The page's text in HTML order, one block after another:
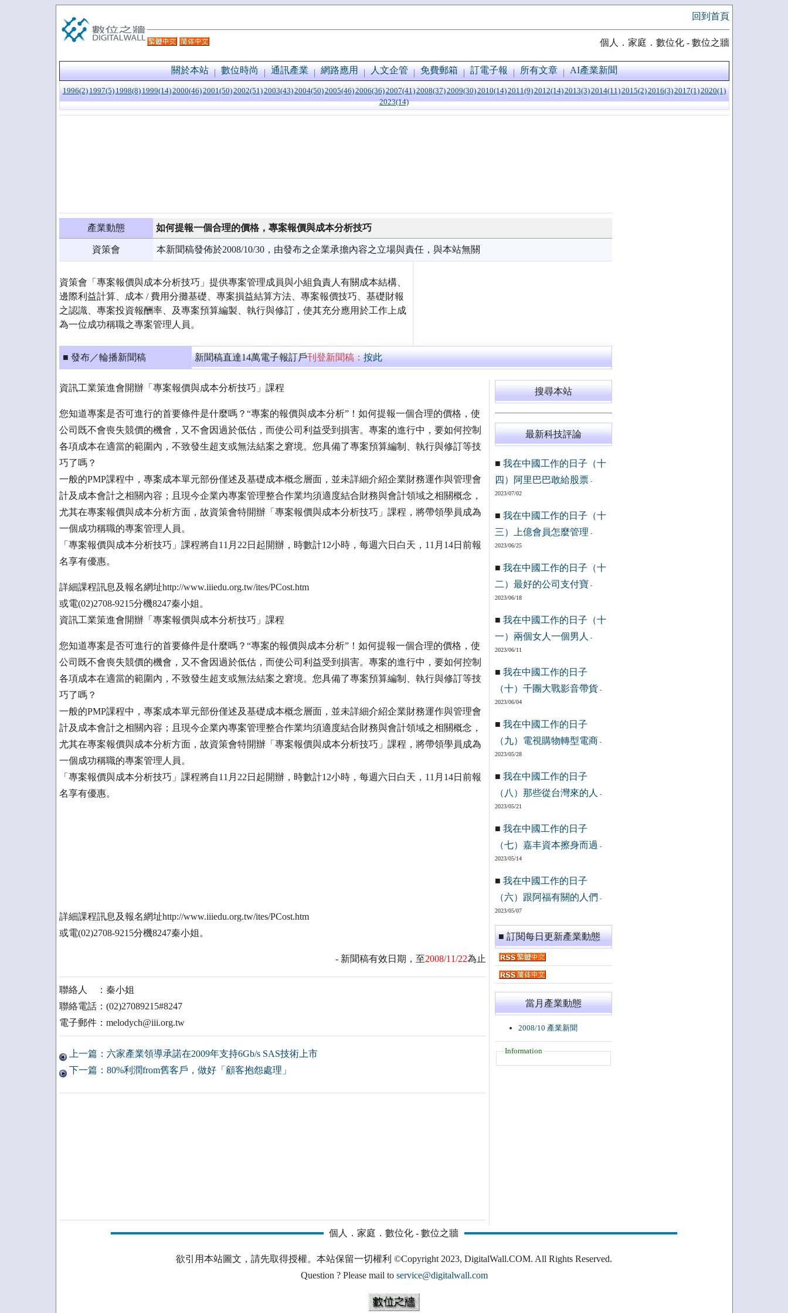
回到首頁
個人．家庭．數位化 - 數位之牆
關於本站 數位時尚 通訊產業 網路應用 人文企管 免費郵箱 訂電子報 所有文章 AI產業新聞
1996(2) 1997(5) 1998(8) 1999(14)2000(46)2001(50)2002(51)2003(43)2004(50)2005(46)2006(36)2007(41)2008(37)2009(30)2010(14)2011(9)2012(14)2013(3)2014(11)2015(2)2016(3)2017(1)2020(1)
2023(14)
產業動態 如何提報一個合理的價格，專案報價與成本分析技巧
資策會 本新聞稿發佈於2008/10/30，由發布之企業承擔內容之立場與責任，與本站無關
資策會「專案報價與成本分析技巧」提供專案管理成員與小組負責人有關成本結構、
邊際利益計算、成本 / 費用分攤基礎、專案損益結算方法、專案報價技巧、基礎財報
之認識、專案投資報酬率、及專案預算編製、執行與修訂，使其充分應用於工作上成
為一位成功稱職之專案管理人員。
■ 發布／輪播新聞稿 新聞稿直達14萬電子報訂戶刊登新聞稿：按此
資訊工業策進會開辦「專案報價與成本分析技巧」課程
您知道專案是否可進行的首要條件是什麼嗎？“專案的報價與成本分析”！如何提報一個合理的價格，使
公司既不會喪失競價的機會，又不會因過於低估，而使公司利益受到損害。專案的進行中，要如何控制
各項成本在適當的範圍內，不致發生超支或無法結案之窘境。您具備了專案預算編制、執行與修訂等技
巧了嗎？
一般的PMP課程中，專案成本單元部份僅述及基礎成本概念層面，並未詳細介紹企業財務運作與管理會
計及成本會計之相關內容；且現今企業內專案管理整合作業均須適度結合財務與會計領域之相關概念，
尤其在專案報價與成本分析方面，故資策會特開辦「專案報價與成本分析技巧」課程，將帶領學員成為
一個成功稱職的專案管理人員。
「專案報價與成本分析技巧」課程將自11月22日起開辦，時數計12小時，每週六日白天，11月14日前報
名享有優惠。
詳細課程訊息及報名網址http://www.iiiedu.org.tw/ites/PCost.htm
或電(02)2708-9215分機8247秦小姐。
資訊工業策進會開辦「專案報價與成本分析技巧」課程
您知道專案是否可進行的首要條件是什麼嗎？“專案的報價與成本分析”！如何提報一個合理的價格，使
公司既不會喪失競價的機會，又不會因過於低估，而使公司利益受到損害。專案的進行中，要如何控制
各項成本在適當的範圍內，不致發生超支或無法結案之窘境。您具備了專案預算編制、執行與修訂等技
巧了嗎？
一般的PMP課程中，專案成本單元部份僅述及基礎成本概念層面，並未詳細介紹企業財務運作與管理會
計及成本會計之相關內容；且現今企業內專案管理整合作業均須適度結合財務與會計領域之相關概念，
尤其在專案報價與成本分析方面，故資策會特開辦「專案報價與成本分析技巧」課程，將帶領學員成為
一個成功稱職的專案管理人員。
「專案報價與成本分析技巧」課程將自11月22日起開辦，時數計12小時，每週六日白天，11月14日前報
名享有優惠。
詳細課程訊息及報名網址http://www.iiiedu.org.tw/ites/PCost.htm
或電(02)2708-9215分機8247秦小姐。
- 新聞稿有效日期，至2008/11/22為止
聯絡人 ：秦小姐
聯絡電話：(02)27089215#8247
電子郵件：melodych@iii.org.tw
上一篇：六家產業領導承諾在2009年支持6Gb/s SAS技術上市
下一篇：80%利潤from舊客戶，做好「顧客抱怨處理」
搜尋本站
最新科技評論
■ 我在中國工作的日子（十
四）阿里巴巴敢給股票-
2023/07/02
■ 我在中國工作的日子（十
三）上億會員怎麼管理 -
2023/06/25
■ 我在中國工作的日子（十
二）最好的公司支付寶 -
2023/06/18
■ 我在中國工作的日子（十
一）兩個女人一個男人
-
2023/06/11
■ 我在中國工作的日子
（十）千團大戰影音帶貨 -
2023/06/04
■ 我在中國工作的日子
（九）電視購物轉型電商 -
2023/05/28
■ 我在中國工作的日子
（八）那些從台灣來的人
-
2023/05/21
■ 我在中國工作的日子
（七）嘉丰資本擦身而過 -
2023/05/14
■ 我在中國工作的日子
（六）跟阿福有關的人們 -
2023/05/07
■ 訂閱每日更新產業動態
當月產業動態
2008/10 產業新聞
Information
個人．家庭．數位化 - 數位之牆
欲引用本站圖文，請先取得授權。本站保留一切權利 ©Copyright 2023, DigitalWall.COM. All Rights Reserved.
Question ? Please mail to service@digitalwall.com